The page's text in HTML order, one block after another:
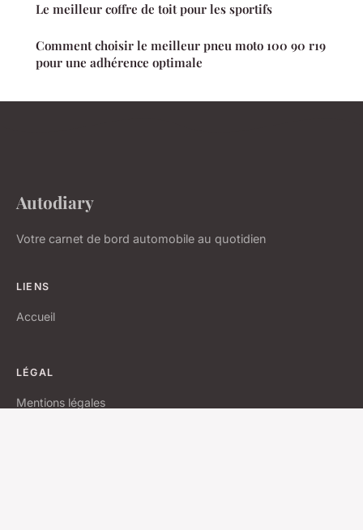
Le meilleur coffre de toit pour les sportifs
Comment choisir le meilleur pneu moto 100 90 r19
pour une adhérence optimale
Autodiary
Votre carnet de bord automobile au quotidien
LIENS
Accueil
LÉGAL
Mentions légales